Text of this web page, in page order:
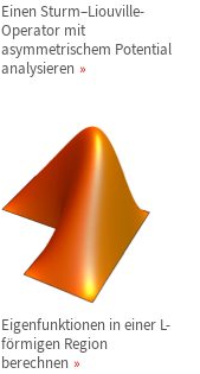
Einen Sturm–Liouville-
Operator mit
asymmetrischem Potential
analysieren
Eigenfunktionen in einer L-
förmigen Region
berechnen